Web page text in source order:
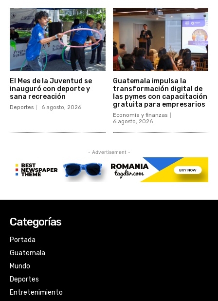
Categorías
Portada
Guatemala
Mundo
Deportes
Entretenimiento